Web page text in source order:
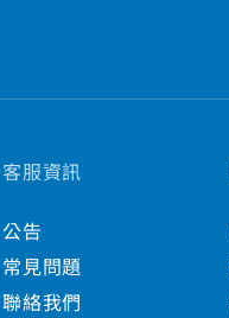
客服資訊
公告
常見問題
聯絡我們